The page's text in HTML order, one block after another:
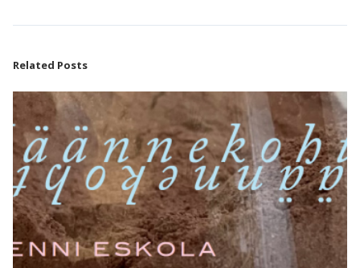
Related Posts